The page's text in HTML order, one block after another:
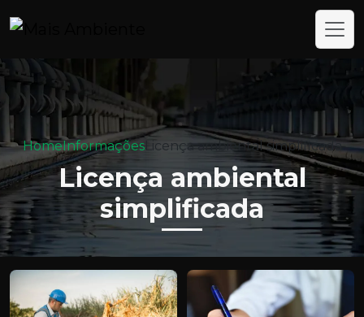
HomeInformaçõesLicença ambiental simplificada
Licença ambiental
simplificada